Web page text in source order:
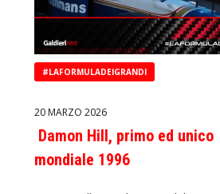
#LAFORMULADEIGRANDI
20 MARZO 2026
Damon Hill, primo ed unico
mondiale 1996